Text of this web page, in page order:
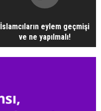
İslamcıların eylem geçmişi
ve ne yapılmalı!